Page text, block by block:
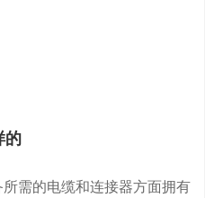
的
需的电缆和连接器方面拥有